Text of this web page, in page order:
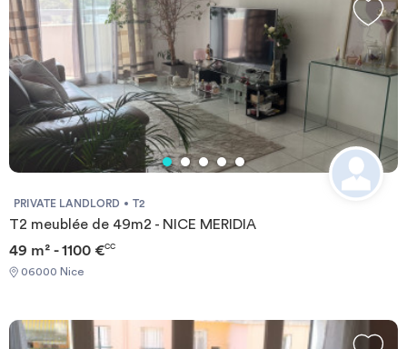
€8.07/m² incl. VAT - Inventory of fixtures: €3.03/m² incl. VAT
Agency legal information: SARL MRZ Professional license no.:
CPI75012015000000390 Issued by: CCI Paris Île-de-France
Guarantor: SOCAF, 26 Avenue de Suffren, 75015 Paris
PRIVATE LANDLORD T2
T2 meublée de 49m2 - NICE MERIDIA
49 m² - 1100 €CC
06000 Nice